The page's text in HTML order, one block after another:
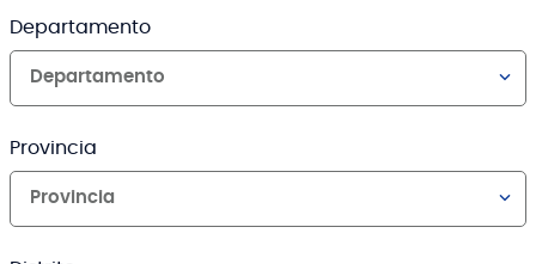
Departamento
Departamento
Provincia
Provincia